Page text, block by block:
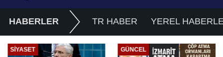
HABERLER TR HABER YEREL
SIYASET GÜNCEL